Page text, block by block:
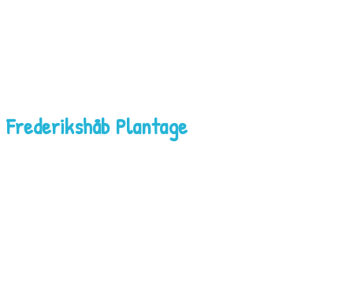
Frederikshåb Plantage